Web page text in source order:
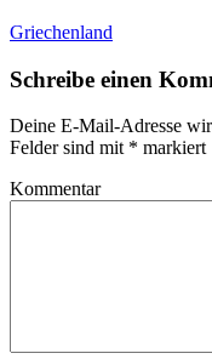
Griechenland
Schreibe einen
Deine E-Mail-Adresse
Felder sind mit * markiert
Kommentar